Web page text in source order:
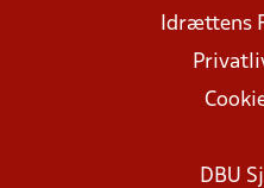
Idrættens
DBU